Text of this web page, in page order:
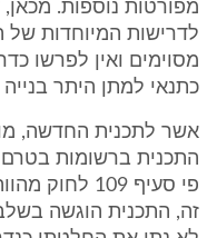
לדרישות המיוחדות של
מסוימים ואין לפרשו
כתנאי למתן היתר
אשר לתכנית החדשה,
התכנית ברשומות
פי סעיף 109
זה, התכנית הוגשה